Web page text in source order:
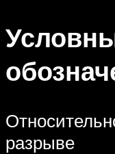
разрыве